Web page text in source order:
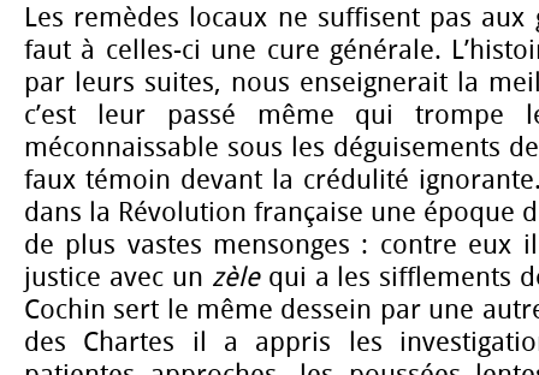
Les remèdes locaux ne suffisent pas
faut à celles-ci une cure générale.
par leurs suites, nous enseignerait la
c’est leur passé même qui trompe
méconnaissable sous les déguisements
faux témoin devant la crédulité
dans la Révolution française une époque
de plus vastes mensonges : contre eux
justice avec un zèle qui a les sifflements
Cochin sert le même dessein par une
des Chartes il a appris les